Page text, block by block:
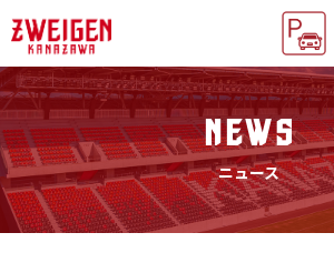
NEWS
ニュース